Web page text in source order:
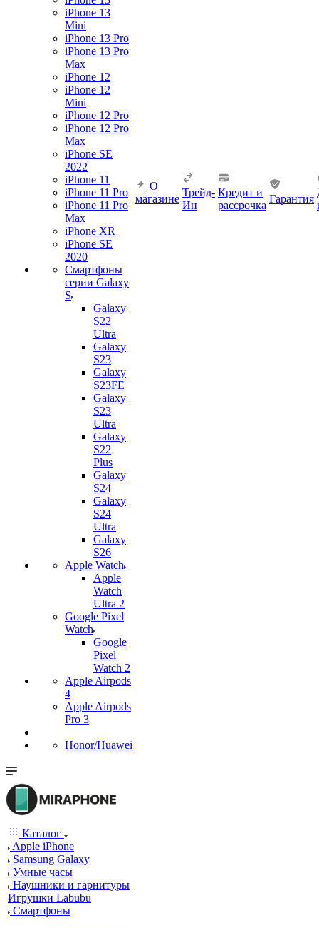
iPhone 13
Mini
iPhone 13 Pro
iPhone 13 Pro
Max
iPhone 12
iPhone 12
Mini
iPhone 12 Pro
iPhone 12 Pro
Max
iPhone SE
2022
iPhone 11
iPhone 11 Pro
iPhone 11 Pro
Max
iPhone XR
iPhone SE
2020
Смартфоны
серии Galaxy
S
Galaxy
S22
Ultra
Galaxy
S23
Galaxy
S23FE
Galaxy
S23
Ultra
Galaxy
S22
Plus
Galaxy
S24
Galaxy
S24
Ultra
Galaxy
S26
Apple Watch
Apple
Watch
Ultra 2
Google Pixel
Watch
Google
Pixel
Watch 2
Apple Airpods
4
Apple Airpods
Pro 3
Honor/Huawei
О
магазине
Трейд-
Ин
Кредит и
рассрочка
Гарантия
Каталог
Apple iPhone
Samsung Galaxy
Умные часы
Наушники и гарнитуры
Игрушки Labubu
Смартфоны